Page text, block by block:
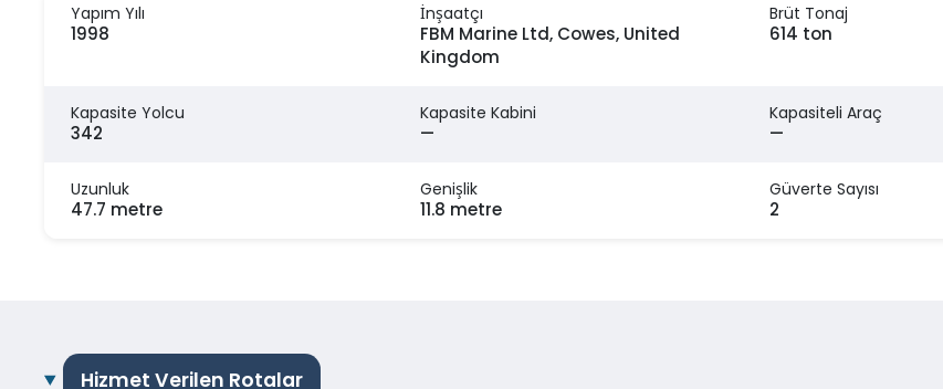
Yapım Yılı
1998
İnşaatçı
FBM Marine Ltd, Cowes, United
Kingdom
Brüt Tonaj
614 ton
Kapasite Yolcu
342
Kapasite Kabini
—
Kapasiteli Araç
—
Uzunluk
47.7 metre
Genişlik
11.8 metre
Güverte Sayısı
2
Hizmet Verilen Rotalar